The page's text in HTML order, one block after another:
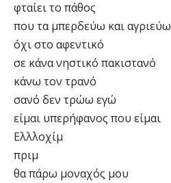
φταίει το πάθος
που τα μπερδεύω και αγριεύω
όχι στο αφεντικό
σε κάνα νηστικό πακιστανό
κάνω τον τρανό
σανό δεν τρώω εγώ
είμαι υπερήφανος που είμαι
Ελλλοχίμ
πριμ
θα πάρω μοναχός μου